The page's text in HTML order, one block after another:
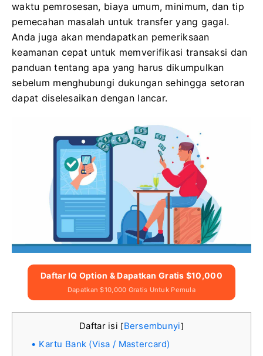
waktu pemrosesan, biaya umum, minimum, dan tip
pemecahan masalah untuk transfer yang gagal.
Anda juga akan mendapatkan pemeriksaan
keamanan cepat untuk memverifikasi transaksi dan
panduan tentang apa yang harus dikumpulkan
sebelum menghubungi dukungan sehingga setoran
dapat diselesaikan dengan lancar.
Daftar IQ Option & Dapatkan Gratis $10,000
Dapatkan $10,000 Gratis Untuk Pemula
Daftar isi [Bersembunyi]
Kartu Bank (Visa / Mastercard)